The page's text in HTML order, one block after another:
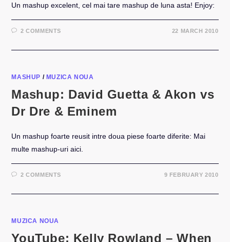
Un mashup excelent, cel mai tare mashup de luna asta! Enjoy:
2 COMMENTS 22 MARCH 2010
MASHUP / MUZICA NOUA
Mashup: David Guetta & Akon vs
Dr Dre & Eminem
Un mashup foarte reusit intre doua piese foarte diferite: Mai
multe mashup-uri aici.
2 COMMENTS 9 FEBRUARY 2010
MUZICA NOUA
YouTube: Kelly Rowland – When